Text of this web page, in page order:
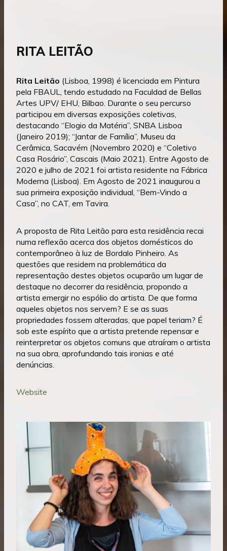
RITA LEITÃO
Rita Leitão (Lisboa, 1998) é licenciada em Pintura
pela FBAUL, tendo estudado na Faculdad de Bellas
Artes UPV/ EHU, Bilbao. Durante o seu percurso
participou em diversas exposições coletivas,
destacando “Elogio da Matéria”, SNBA Lisboa
(Janeiro 2019); “Jantar de Família”, Museu da
Cerâmica, Sacavém (Novembro 2020) e “Coletivo
Casa Rosário”, Cascais (Maio 2021). Entre Agosto de
2020 e julho de 2021 foi artista residente na Fábrica
Moderna (Lisboa). Em Agosto de 2021 inaugurou a
sua primeira exposição individual, “Bem-Vindo a
Casa”, no CAT, em Tavira.
A proposta de Rita Leitão para esta residência recai
numa reflexão acerca dos objetos domésticos do
contemporâneo à luz de Bordalo Pinheiro. As
questões que residem na problemática da
representação destes objetos ocuparão um lugar de
destaque no decorrer da residência, propondo a
artista emergir no espólio do artista. De que forma
aqueles objetos nos servem? E se as suas
propriedades fossem alteradas, que papel teriam? É
sob este espírito que a artista pretende repensar e
reinterpretar os objetos comuns que atraíram o artista
na sua obra, aprofundando tais ironias e até
denúncias.
Website